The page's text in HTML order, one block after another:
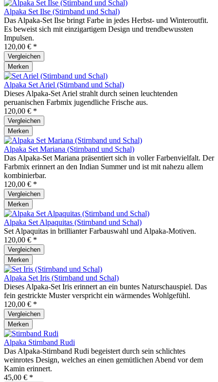
Alpaka Set Ilse (Stirnband und Schal)
Das Alpaka-Set Ilse bringt Farbe in jedes Herbst- und Winteroutfit.
Es beweist sich mit einzigartigem Design und trendbewussten
Impulsen.
120,00 € *
Vergleichen
Merken
Alpaka Set Ariel (Stirnband und Schal)
Dieses Alpaka-Set Ariel strahlt durch seinen leuchtenden
peruanischen Farbmix jugendliche Frische aus.
120,00 € *
Vergleichen
Merken
Alpaka Set Mariana (Stirnband und Schal)
Das Alpaka-Set Mariana präsentiert sich in voller Farbenvielfalt. Der
Farbmix erinnert an den Indian Summer und ist mit nahezu allem
kombinierbar.
120,00 € *
Vergleichen
Merken
Alpaka Set Alpaquitas (Stirnband und Schal)
Set Alpaquitas in brillianter Farbauswahl und Alpaka-Motiven.
120,00 € *
Vergleichen
Merken
Alpaka Set Iris (Stirnband und Schal)
Dieses Alpaka-Set Iris erinnert an ein buntes Naturschauspiel. Das
fein gestrickte Muster verspricht ein wärmendes Wohlgefühl.
120,00 € *
Vergleichen
Merken
Alpaka Stirnband Rudi
Das Alpaka-Stirnband Rudi begeistert durch sein schlichtes
weinrotes Design, welches an einen gemütlichen Abend vor dem
Kamin erinnert.
45,00 € *